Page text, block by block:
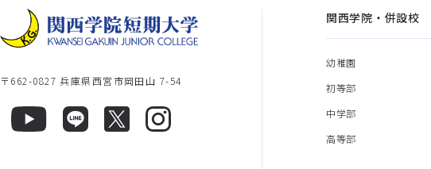
〒662-0827 兵庫県西宮市岡田山 7-54
関西学院・併設校
幼稚園
初等部
中学部
高等部